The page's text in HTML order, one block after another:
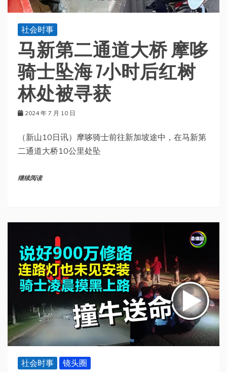
社会时事
马新第二通道大桥 摩哆
骑士坠海 7小时后红树
林处被寻获
2024 年 7 月 10 日
（新山10日讯）摩哆骑士前往新加坡途中，在马新第
二通道大桥10公里处坠
继续阅读
社会时事 镜头圈